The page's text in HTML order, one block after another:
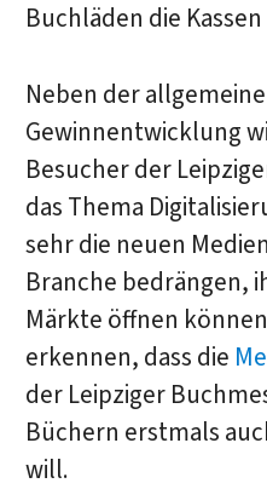
Buchläden die
Neben der
Gewinnentwicklung
Besucher der
das Thema
sehr die neuen
Branche bedrängen,
Märkte öffnen
erkennen, dass die
der Leipziger
Büchern erstmals
will.